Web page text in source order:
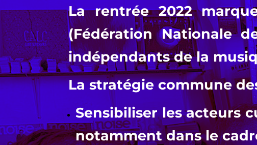
La rentrée 2022
(Fédération Nationale
indépendants de la
La stratégie commune
Sensibiliserles acteurs
notamment dans le